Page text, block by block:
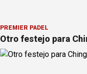
PREMIER PÁDEL
Otro festejo para